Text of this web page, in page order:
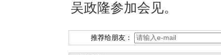
吴政隆参加会见。
推荐给朋友：